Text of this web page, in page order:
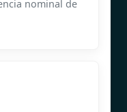
nominal de